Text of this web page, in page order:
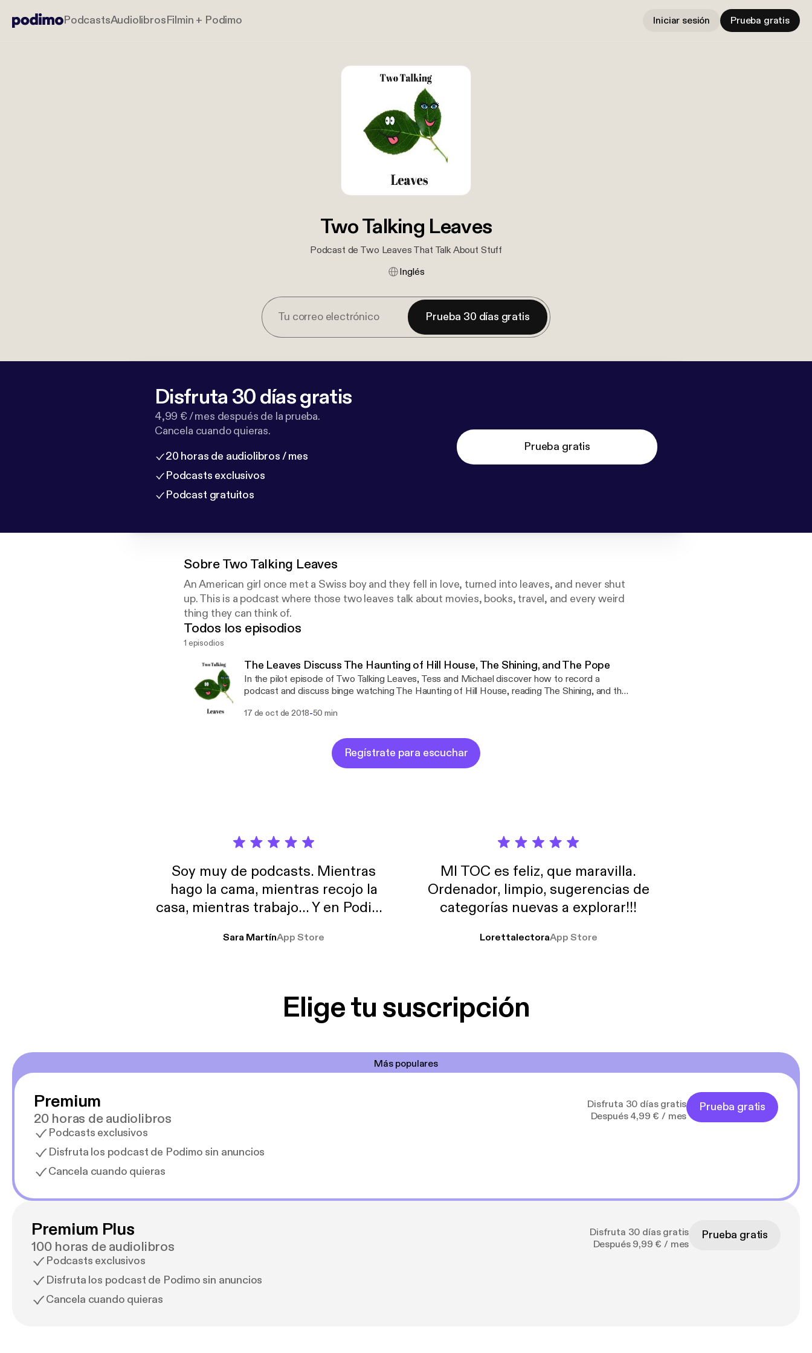
PodcastsAudiolibrosFilmin + Podimo Iniciar sesión Prueba gratis
Two Talking Leaves
Podcast de Two Leaves That Talk About Stuff
Inglés
Prueba 30 días gratis
Disfruta 30 días gratis
4,99 € / mes después de la prueba.
Cancela cuando quieras.
20 horas de audiolibros / mes
Podcasts exclusivos
Podcast gratuitos
Prueba gratis
SobreTwo Talking Leaves
An American girl once met a Swiss boy and they fell in love, turned into leaves, and never shut
up. This is a podcast where those two leaves talk about movies, books, travel, and every weird
thing they can think of.
Todos los episodios
1 episodios
The Leaves Discuss The Haunting of Hill House, The Shining, and The Pope
In the pilot episode of Two Talking Leaves, Tess and Michael discover how to record a
podcast and discuss binge watching The Haunting of Hill House, reading The Shining, and the
Haunting of Hill House Audiobook: https://amzn.to/2AfkFcM Swiss Pope Guards:
17 de oct de 2018-50 min
Regístrate para escuchar
Soy muy de podcasts. Mientras
hago la cama, mientras recojo la
casa, mientras trabajo… Y en Podimo
encantan. De emprendimiento, de
Sara MartínApp Store
MI TOC es feliz, que maravilla.
Ordenador, limpio, sugerencias de
categorías nuevas a explorar!!!
LorettalectoraApp Store
Elige tu suscripción
Más populares
Premium
20 horas de audiolibros
Podcasts exclusivos
Disfruta los podcast de Podimo sin anuncios
Cancela cuando quieras
Disfruta 30 días gratis
Después 4,99 € / mes
Prueba gratis
Premium Plus
100 horas de audiolibros
Podcasts exclusivos
Disfruta los podcast de Podimo sin anuncios
Cancela cuando quieras
Disfruta 30 días gratis
Después 9,99 € / mes
Prueba gratis